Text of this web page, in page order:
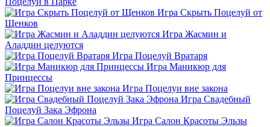
Игра Скрыть Поцелуй от
Щенков
Игра Жасмин и
Аладдин целуются
Игра Поцелуй Вратаря
Игра Маникюр для
Принцессы
Игра Поцелуи вне закона
Игра Свадебный
Поцелуй Зака Эфрона
Игра Салон Красоты Эльзы